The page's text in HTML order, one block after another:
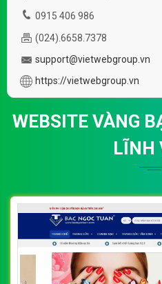
0915 406 986
(024).6658.7378
support@vietwebgroup.vn
https://vietwebgroup.vn
WEBSITE VÀNG
LĨNH